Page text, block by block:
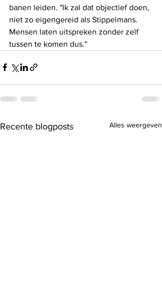
banen leiden. "Ik zal dat objectief doen,
niet zo eigengereid als Stippelmans.
Mensen laten uitspreken zonder zelf
tussen te komen dus."
Recente blogposts Alles weergeven